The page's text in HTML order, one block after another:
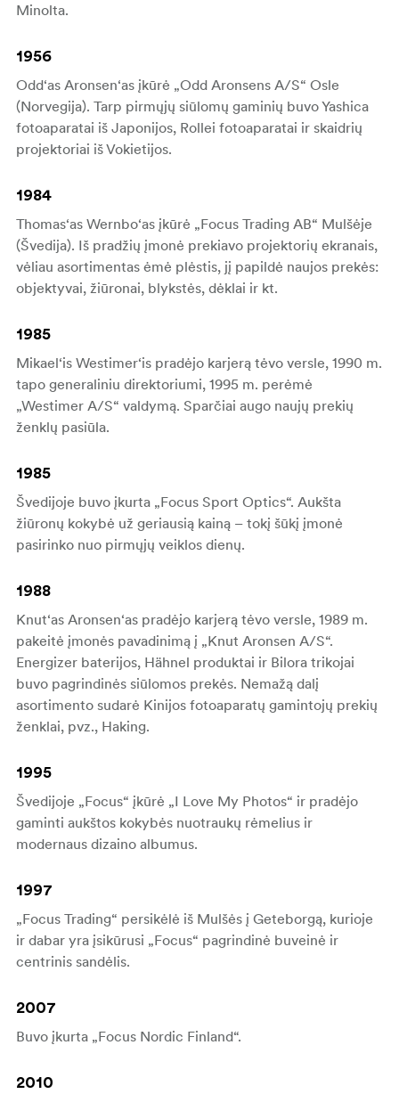
Minolta.
1956
Odd‘as Aronsen‘as įkūrė „Odd Aronsens A/S“ Osle
(Norvegija). Tarp pirmųjų siūlomų gaminių buvo Yashica
fotoaparatai iš Japonijos, Rollei fotoaparatai ir skaidrių
projektoriai iš Vokietijos.
1984
Thomas‘as Wernbo‘as įkūrė „Focus Trading AB“ Mulšėje
(Švedija). Iš pradžių įmonė prekiavo projektorių ekranais,
vėliau asortimentas ėmė plėstis, jį papildė naujos prekės:
objektyvai, žiūronai, blykstės, dėklai ir kt.
1985
Mikael‘is Westimer‘is pradėjo karjerą tėvo versle, 1990 m.
tapo generaliniu direktoriumi, 1995 m. perėmė
„Westimer A/S“ valdymą. Sparčiai augo naujų prekių
ženklų pasiūla.
1985
Švedijoje buvo įkurta „Focus Sport Optics“. Aukšta
žiūronų kokybė už geriausią kainą – tokį šūkį įmonė
pasirinko nuo pirmųjų veiklos dienų.
1988
Knut‘as Aronsen‘as pradėjo karjerą tėvo versle, 1989 m.
pakeitė įmonės pavadinimą į „Knut Aronsen A/S“.
Energizer baterijos, Hähnel produktai ir Bilora trikojai
buvo pagrindinės siūlomos prekės. Nemažą dalį
asortimento sudarė Kinijos fotoaparatų gamintojų prekių
ženklai, pvz., Haking.
1995
Švedijoje „Focus“ įkūrė „I Love My Photos“ ir pradėjo
gaminti aukštos kokybės nuotraukų rėmelius ir
modernaus dizaino albumus.
1997
„Focus Trading“ persikėlė iš Mulšės į Geteborgą, kurioje
ir dabar yra įsikūrusi „Focus“ pagrindinė buveinė ir
centrinis sandėlis.
2007
Buvo įkurta „Focus Nordic Finland“.
2010